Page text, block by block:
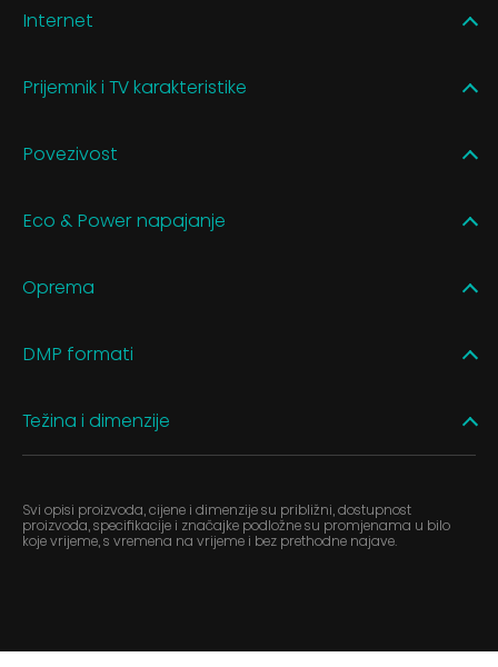
Internet
Prijemnik i TV karakteristike
Povezivost
Eco & Power napajanje
Oprema
DMP formati
Težina i dimenzije
Svi opisi proizvoda, cijene i dimenzije su približni, dostupnost
proizvoda, specifikacije i značajke podložne su promjenama u bilo
koje vrijeme, s vremena na vrijeme i bez prethodne najave.